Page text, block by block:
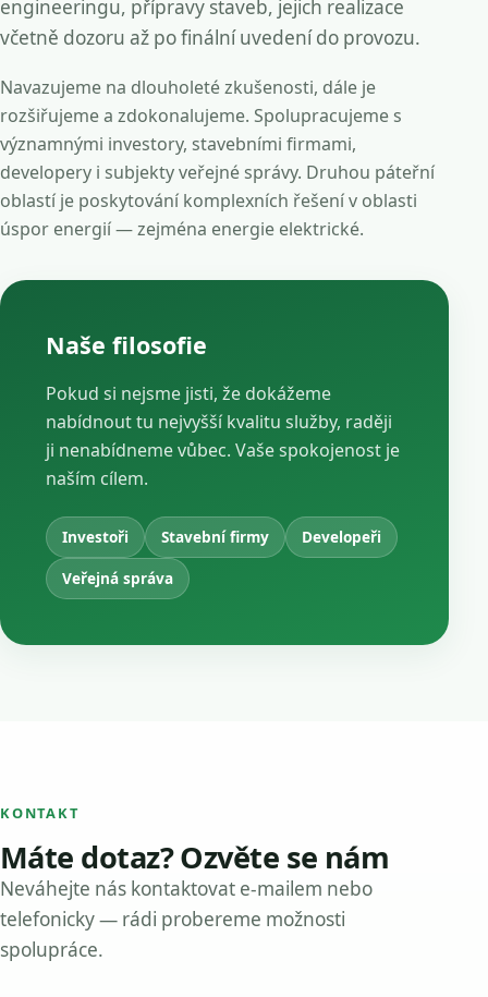
engineeringu, přípravy staveb, jejich realizace
včetně dozoru až po finální uvedení do provozu.
Navazujeme na dlouholeté zkušenosti, dále je
rozšiřujeme a zdokonalujeme. Spolupracujeme s
významnými investory, stavebními firmami,
developery i subjekty veřejné správy. Druhou páteřní
oblastí je poskytování komplexních řešení v oblasti
úspor energií — zejména energie elektrické.
Naše filosofie
Pokud si nejsme jisti, že dokážeme
nabídnout tu nejvyšší kvalitu služby, raději
ji nenabídneme vůbec. Vaše spokojenost je
naším cílem.
Investoři Stavební firmy
Developeři
Veřejná správa
KONTAKT
Máte dotaz? Ozvěte se nám
Neváhejte nás kontaktovat e-mailem nebo
telefonicky — rádi probereme možnosti
spolupráce.